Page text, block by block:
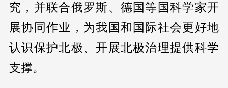
究，并联合俄罗斯、德国等国科学家开
展协同作业，为我国和国际社会更好地
认识保护北极、开展北极治理提供科学
支撑。